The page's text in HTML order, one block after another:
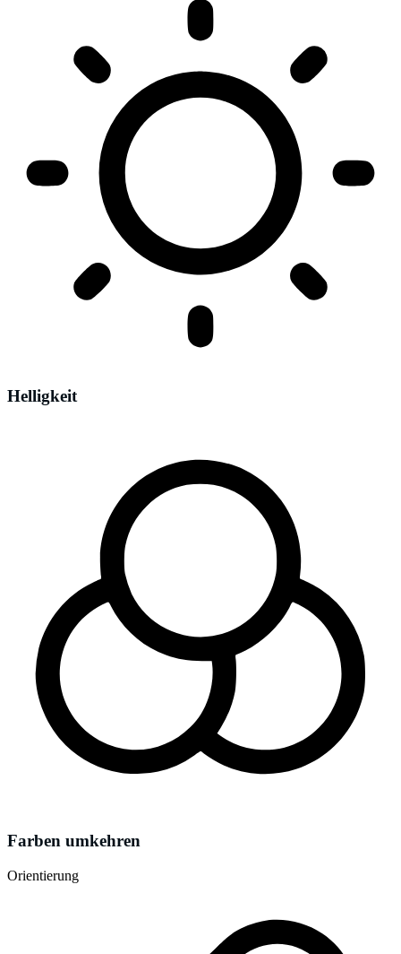
Helligkeit
Farben umkehren
Orientierung